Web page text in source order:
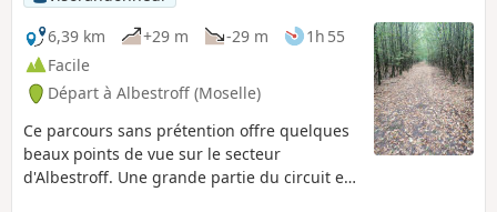
promenade est idéale, en famille par
exemple.
6,39 km
+29 m -29 m
1h 55
Facile
Départ à Albestroff (Moselle)
Ce parcours sans prétention offre quelques
beaux points de vue sur le secteur
d'Albestroff. Une grande partie du circuit est